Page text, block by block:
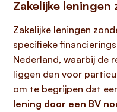
Zakelijke
Zakelijke leningen
specifieke
Nederland, waarbij de
liggen dan voor
om te begrijpen dat
lening door een BV